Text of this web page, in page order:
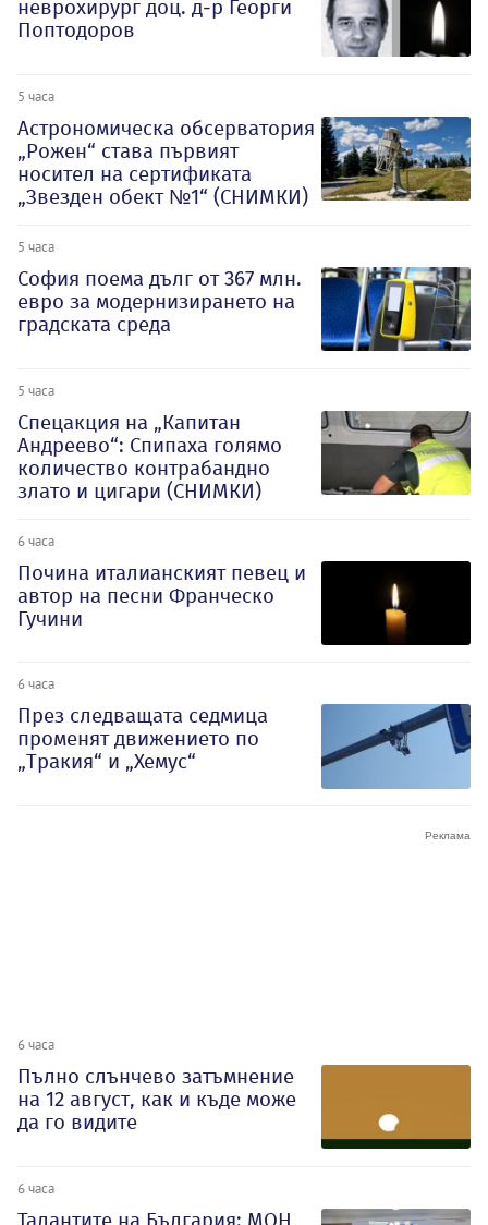
неврохирург доц. д-р Георги
Поптодоров
5 часа
Астрономическа обсерватория
„Рожен“ става първият
носител на сертификата
„Звезден обект №1“ (СНИМКИ)
5 часа
София поема дълг от 367 млн.
евро за модернизирането на
градската среда
5 часа
Спецакция на „Капитан
Андреево“: Спипаха голямо
количество контрабандно
злато и цигари (СНИМКИ)
6 часа
Почина италианският певец и
автор на песни Франческо
Гучини
6 часа
През следващата седмица
променят движението по
„Тракия“ и „Хемус“
6 часа
Пълно слънчево затъмнение
на 12 август, как и къде може
да го видите
6 часа
Талантите на България: МОН